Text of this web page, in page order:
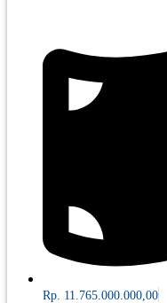
Rp. 11.765.000.000,00